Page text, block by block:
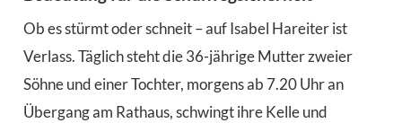
Ob es stürmt oder schneit – auf Isabel Hareiter ist
Verlass. Täglich steht die 36-jährige Mutter zweier
Söhne und einer Tochter, morgens ab 7.20 Uhr an
Übergang am Rathaus, schwingt ihre Kelle und